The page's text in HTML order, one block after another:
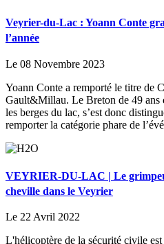
Veyrier-du-Lac : Yoann Conte
l’année
Le 08 Novembre 2023
Yoann Conte a remporté le titre de
Gault&Millau. Le Breton de 49 ans
les berges du lac, s’est donc
remporter la catégorie phare de
VEYRIER-DU-LAC | Le
cheville dans le Veyrier
Le 22 Avril 2022
L'hélicoptère de la sécurité civile